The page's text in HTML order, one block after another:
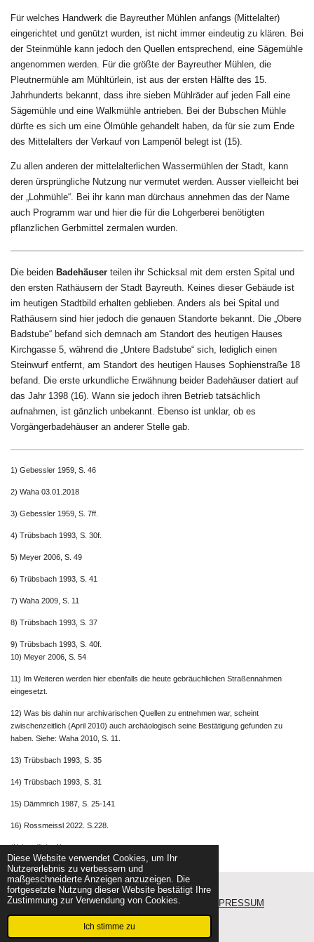
Diese Website verwendet Cookies, um Ihr
Nutzererlebnis zu verbessern und
maßgeschneiderte Anzeigen anzuzeigen. Die
fortgesetzte Nutzung dieser Website bestätigt Ihre
Zustimmung zur Verwendung von Cookies.
Ich stimme zu
Für welches Handwerk die Bayreuther Mühlen anfangs (Mittelalter)
eingerichtet und genützt wurden, ist nicht immer eindeutig zu klären. Bei
der Steinmühle kann jedoch den Quellen entsprechend, eine Sägemühle
angenommen werden. Für die größte der Bayreuther Mühlen, die
Pleutnermühle am Mühltürlein, ist aus der ersten Hälfte des 15.
Jahrhunderts bekannt, dass ihre sieben Mühlräder auf jeden Fall eine
Sägemühle und eine Walkmühle antrieben. Bei der Bubschen Mühle
dürfte es sich um eine Ölmühle gehandelt haben, da für sie zum Ende
des Mittelalters der Verkauf von Lampenöl belegt ist (15).
Zu allen anderen der mittelalterlichen Wassermühlen der Stadt, kann
deren ürsprüngliche Nutzung nur vermutet werden. Ausser vielleicht bei
der „Lohmühle“. Bei ihr kann man dürchaus annehmen das der Name
auch Programm war und hier die für die Lohgerberei benötigten
pflanzlichen Gerbmittel zermalen wurden.
Die beiden Badehäuser teilen ihr Schicksal mit dem ersten Spital und
den ersten Rathäusern der Stadt Bayreuth. Keines dieser Gebäude ist
im heutigen Stadtbild erhalten geblieben. Anders als bei Spital und
Rathäusern sind hier jedoch die genauen Standorte bekannt. Die „Obere
Badstube“ befand sich demnach am Standort des heutigen Hauses
Kirchgasse 5, während die „Untere Badstube“ sich, lediglich einen
Steinwurf entfernt, am Standort des heutigen Hauses Sophienstraße 18
befand. Die erste urkundliche Erwähnung beider Badehäuser datiert auf
das Jahr 1398 (16). Wann sie jedoch ihren Betrieb tatsächlich
aufnahmen, ist gänzlich unbekannt. Ebenso ist unklar, ob es
Vorgängerbadehäuser an anderer Stelle gab.
1) Gebessler 1959, S. 46
2) Waha 03.01.2018
3) Gebessler 1959, S. 7ff.
4) Trübsbach 1993, S. 30f.
5) Meyer 2006, S. 49
6) Trübsbach 1993, S. 41
7) Waha 2009, S. 11
8) Trübsbach 1993, S. 37
9) Trübsbach 1993, S. 40f.
10) Meyer 2006, S. 54
11) Im Weiteren werden hier ebenfalls die heute gebräuchlichen Straßennahmen
eingesetzt.
12) Was bis dahin nur archivarischen Quellen zu entnehmen war, scheint
zwischenzeitlich (April 2010) auch archäologisch seine Bestätigung gefunden zu
haben. Siehe: Waha 2010, S. 11.
13) Trübsbach 1993, S. 35
14) Trübsbach 1993, S. 31
15) Dämmrich 1987, S. 25-141
16) Rossmeissl 2022. S.228.
*Urkundliche Nennung.
BLOG LINKS SITEMAP KONTAKT
IMPRESSUM
DATENSCHUTZ